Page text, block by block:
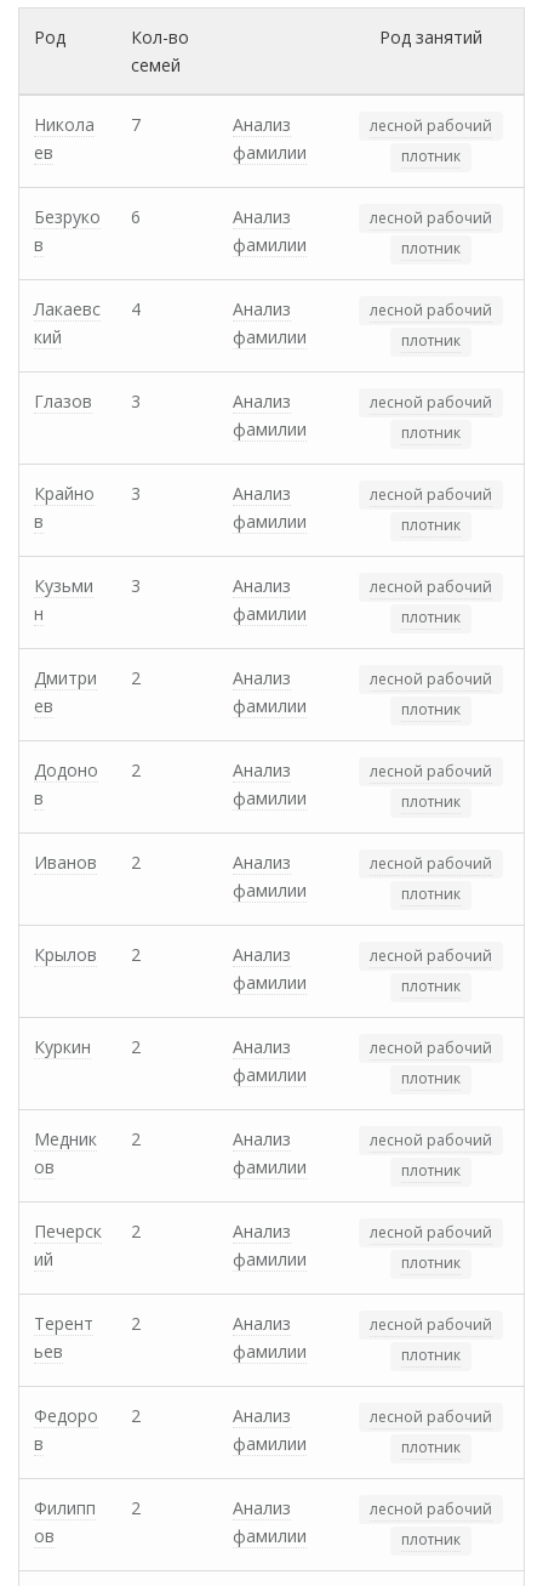
Род
Кол-во
семей
Род занятий
Никола
ев
7
Анализ
фамилии
лесной рабочий
плотник
Безруко
в
6
Анализ
фамилии
лесной рабочий
плотник
Лакаевс
кий
4
Анализ
фамилии
лесной рабочий
плотник
Глазов 3
Анализ
фамилии
лесной рабочий
плотник
Крайно
в
3
Анализ
фамилии
лесной рабочий
плотник
Кузьми
н
3
Анализ
фамилии
лесной рабочий
плотник
Дмитри
ев
2
Анализ
фамилии
лесной рабочий
плотник
Додоно
в
2
Анализ
фамилии
лесной рабочий
плотник
Иванов 2
Анализ
фамилии
лесной рабочий
плотник
Крылов 2
Анализ
фамилии
лесной рабочий
плотник
Куркин 2
Анализ
фамилии
лесной рабочий
плотник
Медник
ов
2
Анализ
фамилии
лесной рабочий
плотник
Печерск
ий
2
Анализ
фамилии
лесной рабочий
плотник
Терент
ьев
2
Анализ
фамилии
лесной рабочий
плотник
Федоро
в
2
Анализ
фамилии
лесной рабочий
плотник
Филипп
ов
2
Анализ
фамилии
лесной рабочий
плотник